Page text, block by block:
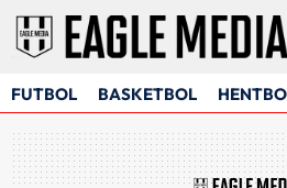
FUTBOL BASKETBOL